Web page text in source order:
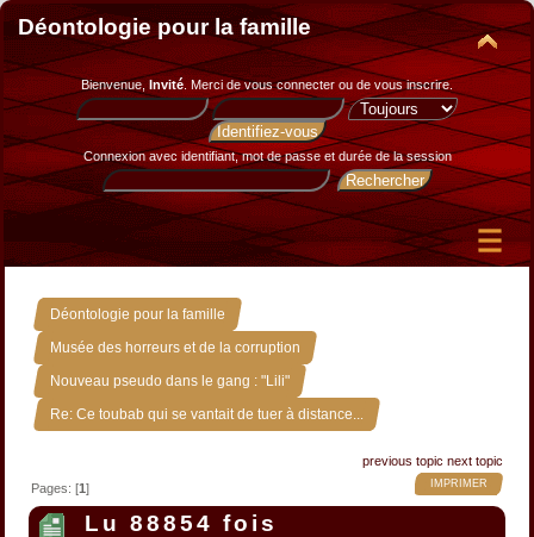
Déontologie pour la famille
Bienvenue, Invité. Merci devous connecter ou de vous inscrire.
Connexion avec identifiant, mot de passe et durée de la session
Déontologie pour la famille »
Musée des horreurs et de la corruption »
Nouveau pseudo dans le gang : "Lili" »
Re: Ce toubab qui se vantait de tuer à distance...
previous topic next topic
IMPRIMER
Pages: [1]
Lu 88854 fois